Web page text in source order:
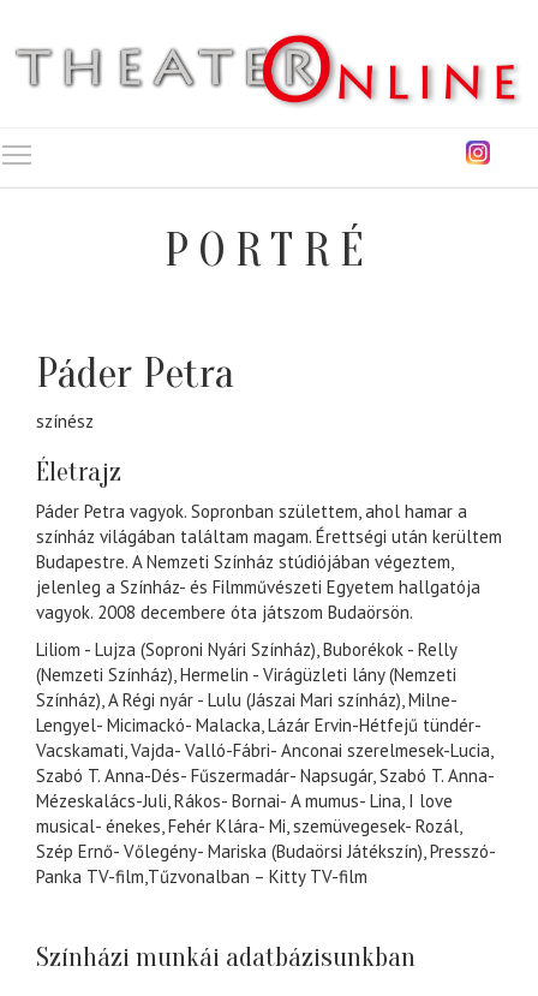
PORTRÉ
Páder Petra
színész
Életrajz
Páder Petra vagyok. Sopronban születtem, ahol hamar a
színház világában találtam magam. Érettségi után kerültem
Budapestre. A Nemzeti Színház stúdiójában végeztem,
jelenleg a Színház- és Filmművészeti Egyetem hallgatója
vagyok. 2008 decembere óta játszom Budaörsön.
Liliom - Lujza (Soproni Nyári Színház), Buborékok - Relly
(Nemzeti Színház), Hermelin - Virágüzleti lány (Nemzeti
Színház), A Régi nyár - Lulu (Jászai Mari színház), Milne-
Lengyel- Micimackó- Malacka, Lázár Ervin-Hétfejű tündér-
Vacskamati, Vajda- Valló-Fábri- Anconai szerelmesek-Lucia,
Szabó T. Anna-Dés- Fűszermadár- Napsugár, Szabó T. Anna-
Mézeskalács-Juli, Rákos- Bornai- A mumus- Lina, I love
musical- énekes, Fehér Klára- Mi, szemüvegesek- Rozál,
Szép Ernő- Vőlegény- Mariska (Budaörsi Játékszín), Presszó-
Panka TV-film,Tűzvonalban – Kitty TV-film
Színházi munkái adatbázisunkban